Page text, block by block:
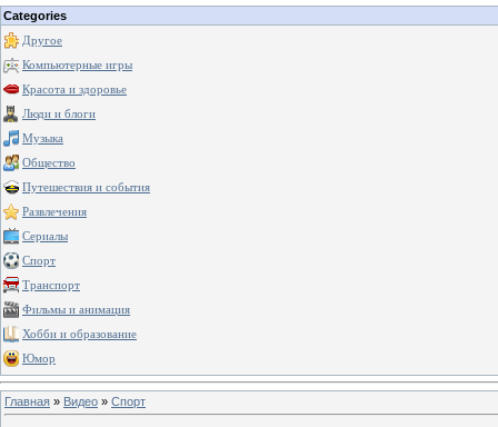
Categories
Другое
Компьютерные игры
Красота и здоровье
Люди и блоги
Музыка
Общество
Путешествия и события
Развлечения
Сериалы
Спорт
Транспорт
Фильмы и анимация
Хобби и образование
Юмор
Главная » Видео » Спорт